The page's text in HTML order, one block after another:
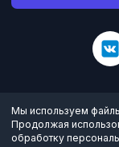
©2026
Мы используем
Продолжая
обработку